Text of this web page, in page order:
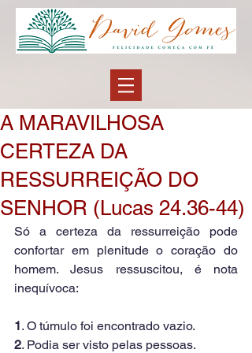
A MARAVILHOSA
CERTEZA DA
RESSURREIÇÃO DO
SENHOR (Lucas 24.36-44)
Só a certeza da ressurreição pode
confortar em plenitude o coração do
homem. Jesus ressuscitou, é nota
inequívoca:
1. O túmulo foi encontrado vazio.
2. Podia ser visto pelas pessoas.